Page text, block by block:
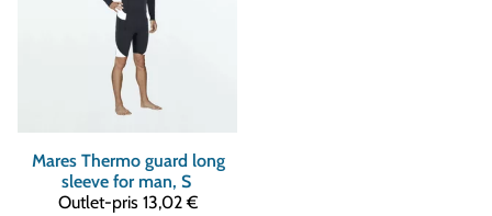
Mares Thermo guard long
sleeve for man, S
Outlet-pris13,02 €